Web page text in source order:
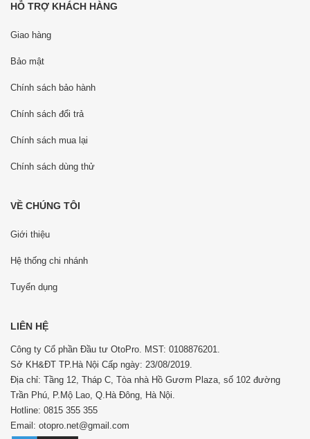
HỖ TRỢ KHÁCH HÀNG
Giao hàng
Bảo mật
Chính sách bảo hành
Chính sách đổi trả
Chính sách mua lại
Chính sách dùng thử
VỀ CHÚNG TÔI
Giới thiệu
Hệ thống chi nhánh
Tuyển dụng
LIÊN HỆ
Công ty Cổ phần Đầu tư OtoPro. MST: 0108876201.
Sở KH&ĐT TP.Hà Nội Cấp ngày: 23/08/2019.
Địa chỉ: Tầng 12, Tháp C, Tòa nhà Hồ Gươm Plaza, số 102 đường
Trần Phú, P.Mộ Lao, Q.Hà Đông, Hà Nội.
Hotline: 0815 355 355
Email: otopro.net@gmail.com